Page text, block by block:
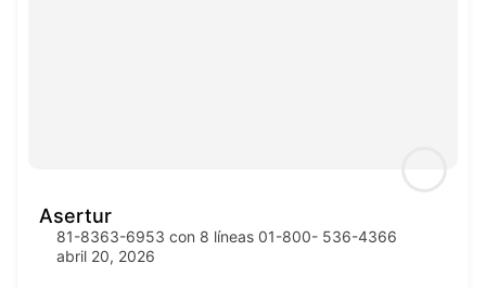
Asertur
81-8363-6953 con 8 líneas 01-800- 536-4366
abril 20, 2026